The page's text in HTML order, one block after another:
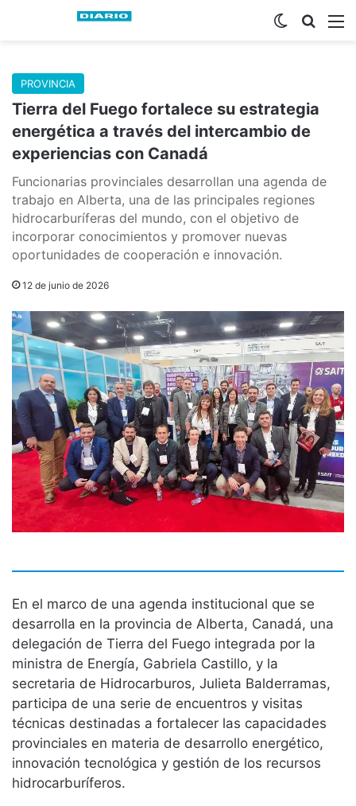
Buscar
Switch skin
PROVINCIA
Tierra del Fuego fortalece su estrategia
energética a través del intercambio de
experiencias con Canadá
Funcionarias provinciales desarrollan una agenda de
trabajo en Alberta, una de las principales regiones
hidrocarburíferas del mundo, con el objetivo de
incorporar conocimientos y promover nuevas
oportunidades de cooperación e innovación.
12 de junio de 2026
En el marco de una agenda institucional que se
desarrolla en la provincia de Alberta, Canadá, una
delegación de Tierra del Fuego integrada por la
ministra de Energía, Gabriela Castillo, y la
secretaria de Hidrocarburos, Julieta Balderramas,
participa de una serie de encuentros y visitas
técnicas destinadas a fortalecer las capacidades
provinciales en materia de desarrollo energético,
innovación tecnológica y gestión de los recursos
hidrocarburíferos.